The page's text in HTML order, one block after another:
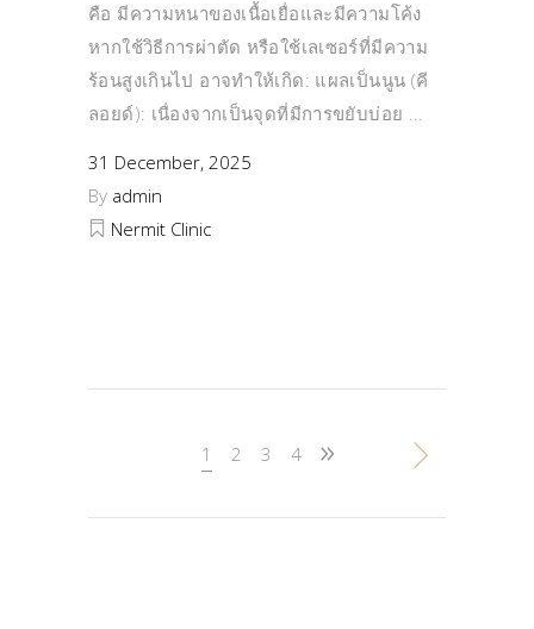
คือ มีความหนาของเนื้อเยื่อและมีความโค้ง
หากใช้วิธีการผ่าตัด หรือใช้เลเซอร์ที่มีความ
ร้อนสูงเกินไป อาจทำให้เกิด: แผลเป็นนูน (คี
ลอยด์): เนื่องจากเป็นจุดที่มีการขยับบ่อย
31 December, 2025
By admin
Nermit Clinic
1 2 3 4